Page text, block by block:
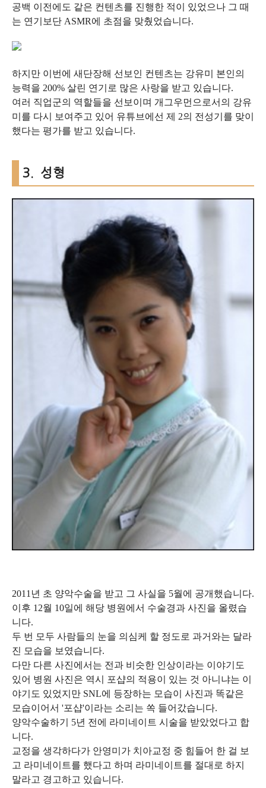
공백 이전에도 같은 컨텐츠를 진행한 적이 있었으나 그 때
는 연기보단 ASMR에 초점을 맞췄었습니다.
하지만 이번에 새단장해 선보인 컨텐츠는 강유미 본인의
능력을 200% 살린 연기로 많은 사랑을 받고 있습니다.
여러 직업군의 역할들을 선보이며 개그우먼으로서의 강유
미를 다시 보여주고 있어 유튜브에선 제 2의 전성기를 맞이
했다는 평가를 받고 있습니다.
3. 성형
2011년 초 양악수술을 받고 그 사실을 5월에 공개했습니다.
이후 12월 10일에 해당 병원에서 수술경과 사진을 올렸습
니다.
두 번 모두 사람들의 눈을 의심케 할 정도로 과거와는 달라
진 모습을 보였습니다.
다만 다른 사진에서는 전과 비슷한 인상이라는 이야기도
있어 병원 사진은 역시 포샵의 적용이 있는 것 아니냐는 이
야기도 있었지만 SNL에 등장하는 모습이 사진과 똑같은
모습이어서 '포샵'이라는 소리는 쏙 들어갔습니다.
양악수술하기 5년 전에 라미네이트 시술을 받았었다고 합
니다.
교정을 생각하다가 안영미가 치아교정 중 힘들어 한 걸 보
고 라미네이트를 했다고 하며 라미네이트를 절대로 하지
말라고 경고하고 있습니다.